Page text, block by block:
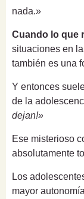
nada.»
Cuando lo que
situaciones en
también es una
Y entonces
de la
dejan!»
Ese misterioso
absolutamente
Los
mayor